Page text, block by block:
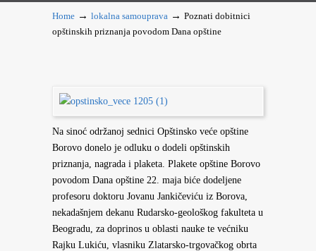
Home → lokalna samouprava → Poznati dobitnici
opštinskih priznanja povodom Dana opštine
Na sinoć održanoj sednici Opštinsko veće opštine
Borovo donelo je odluku o dodeli opštinskih
priznanja, nagrada i plaketa. Plakete opštine Borovo
povodom Dana opštine 22. maja biće dodeljene
profesoru doktoru Jovanu Jankičeviću iz Borova,
nekadašnjem dekanu Rudarsko-geološkog fakulteta u
Beogradu, za doprinos u oblasti nauke te većniku
Rajku Lukiću, vlasniku Zlatarsko-trgovačkog obrta